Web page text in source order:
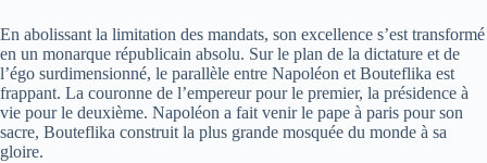
En abolissant la limitation des mandats, son excellence s’est transformé
en un monarque républicain absolu. Sur le plan de la dictature et de
l’égo surdimensionné, le parallèle entre Napoléon et Bouteflika est
frappant. La couronne de l’empereur pour le premier, la présidence à
vie pour le deuxième. Napoléon a fait venir le pape à paris pour son
sacre, Bouteflika construit la plus grande mosquée du monde à sa
gloire.